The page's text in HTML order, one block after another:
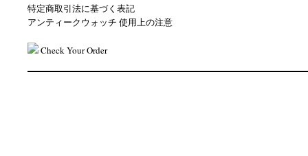
特定商取引法に基づく表記
アンティークウォッチ 使用上の注意
Check Your Order